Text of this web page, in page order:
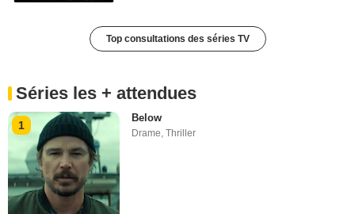
Top consultations des séries TV
Séries les + attendues
1
Below
Drame,Thriller